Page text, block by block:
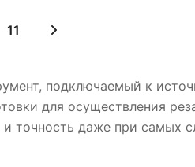
11
подключаемый к
для осуществления
точность даже при самых